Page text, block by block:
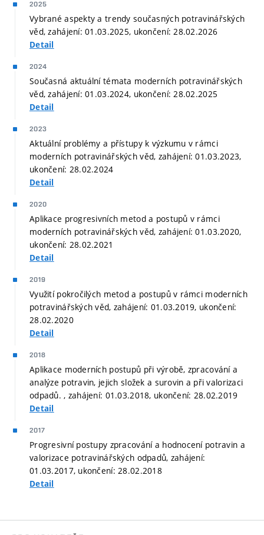
2025
Vybrané aspekty a trendy současných potravinářských
věd, zahájení: 01.03.2025, ukončení: 28.02.2026
Detail
2024
Současná aktuální témata moderních potravinářských
věd, zahájení: 01.03.2024, ukončení: 28.02.2025
Detail
2023
Aktuální problémy a přístupy k výzkumu v rámci
moderních potravinářských věd, zahájení: 01.03.2023,
ukončení: 28.02.2024
Detail
2020
Aplikace progresivních metod a postupů v rámci
moderních potravinářských věd, zahájení: 01.03.2020,
ukončení: 28.02.2021
Detail
2019
Využití pokročilých metod a postupů v rámci moderních
potravinářských věd, zahájení: 01.03.2019, ukončení:
28.02.2020
Detail
2018
Aplikace moderních postupů při výrobě, zpracování a
analýze potravin, jejich složek a surovin a při valorizaci
odpadů. , zahájení: 01.03.2018, ukončení: 28.02.2019
Detail
2017
Progresivní postupy zpracování a hodnocení potravin a
valorizace potravinářských odpadů, zahájení:
01.03.2017, ukončení: 28.02.2018
Detail